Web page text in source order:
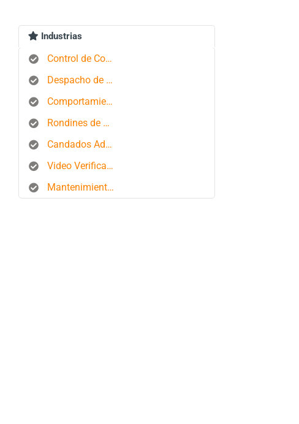
Industrias
Control de Combustible
Despacho de Autobuses
Comportamiento del conductor
Rondines de Seguridad
Candados Aduaneros
Video Verificación
Mantenimiento de Flotas